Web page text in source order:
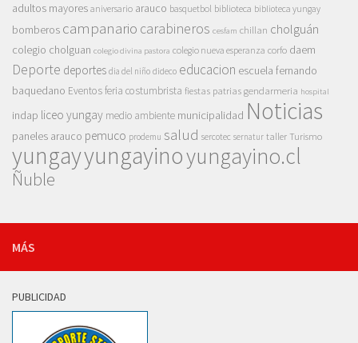
adultos mayores aniversario arauco basquetbol biblioteca biblioteca yungay
bomberos campanario carabineros cesfam chillan cholguán
colegio cholguan colegio divina pastora colegio nueva esperanza corfo daem
Deporte deportes dia del niño dideco educacion escuela fernando
baquedano Eventosferia costumbrista fiestas patrias gendarmeria hospital
indap liceo yungay medio ambiente municipalidad Noticias
paneles arauco pemuco prodemu salud sercotec sernatur taller Turismo
yungayyungayinoyungayino.cl
Ñuble
MÁS
PUBLICIDAD